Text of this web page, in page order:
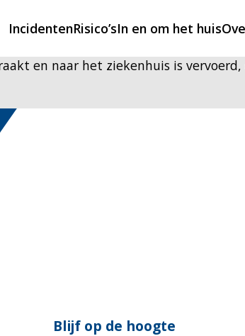
Incidenten
nodig?
Risico’sIn en om het huis
en naar het ziekenhuis is
Blijf op de hoogte